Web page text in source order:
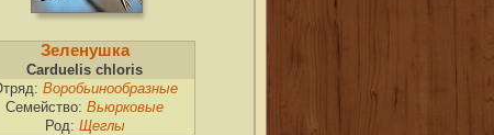
Зеленушка
Carduelis chloris
Воробьинообразные
Семейство: Вьюрковые
Род: Щеглы